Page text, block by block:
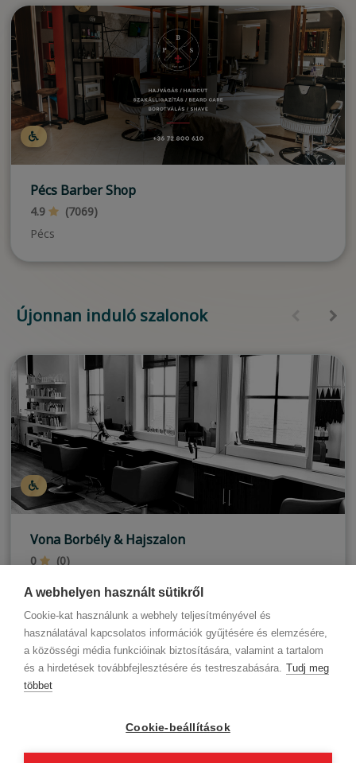
A webhelyen használt sütikről
Cookie-kat használunk a webhely teljesítményével és
használatával kapcsolatos információk gyűjtésére és elemzésére,
a közösségi média funkcióinak biztosítására, valamint a tartalom
és a hirdetések továbbfejlesztésére és testreszabására. Tudj meg
többet
Cookie-beállítások
Pécs Barber Shop
4.9
(7069)
Pécs
Újonnan induló szalonok
Vona Borbély & Hajszalon
0
(0)